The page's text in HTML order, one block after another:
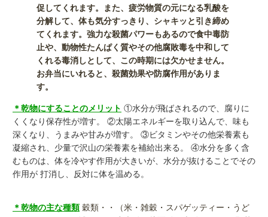
促してくれます。また、疲労物質の元になる乳酸を
分解して、体も気分すっきり、シャキッと引き締め
てくれます。強力な殺菌パワーもあるので食中毒防
止や、動物性たんぱく質やその他腐敗毒を中和して
くれる毒消しとして、この時期には欠かせません。
お弁当にいれると、殺菌効果や防腐作用がありま
す。
＊乾物にすることのメリット ①水分が飛ばされるので、腐りに
くくなり保存性が増す。 ②太陽エネルギーを取り込んで、味も
深くなり、うまみや甘みが増す。 ③ビタミンやその他栄養素も
凝縮され、少量で沢山の栄養素を補給出来る。 ④水分を多く含
むものは、体を冷やす作用が大きいが、水分が抜けることでその
作用が 打消し、反対に体を温める。
＊乾物の主な種類 穀類・・（米・雑穀・スパゲッティー・うど